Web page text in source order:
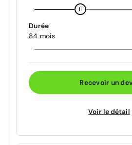
Durée
84 mois
Recevoir un
Voir le détail